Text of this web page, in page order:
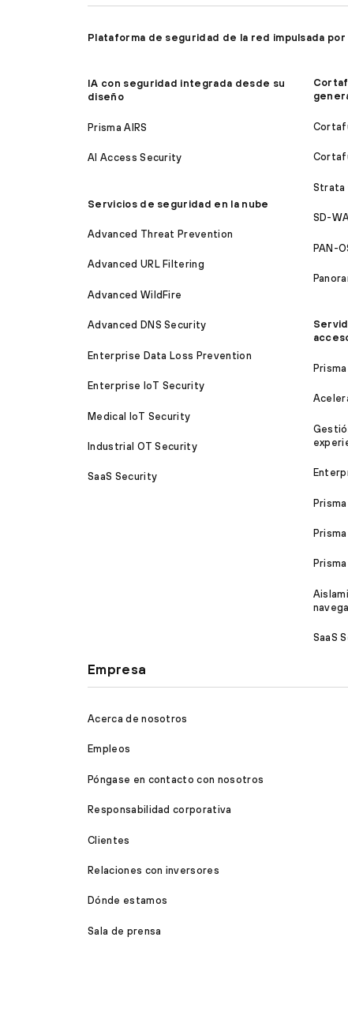
Plataforma de seguridad de la red impulsada por
IA con seguridad integrada desde su
diseño
Prisma AIRS
AI Access Security
Servicios de seguridad en la nube
Advanced Threat Prevention
Advanced URL Filtering
Advanced WildFire
Advanced DNS Security
Enterprise Data Loss Prevention
Enterprise IoT Security
Medical IoT Security
Industrial OT Security
SaaS Security
Strata
SD-
PAN-
SaaS
Empresa
Acerca de nosotros
Empleos
Póngase en contacto con nosotros
Responsabilidad corporativa
Clientes
Relaciones con inversores
Dónde estamos
Sala de prensa